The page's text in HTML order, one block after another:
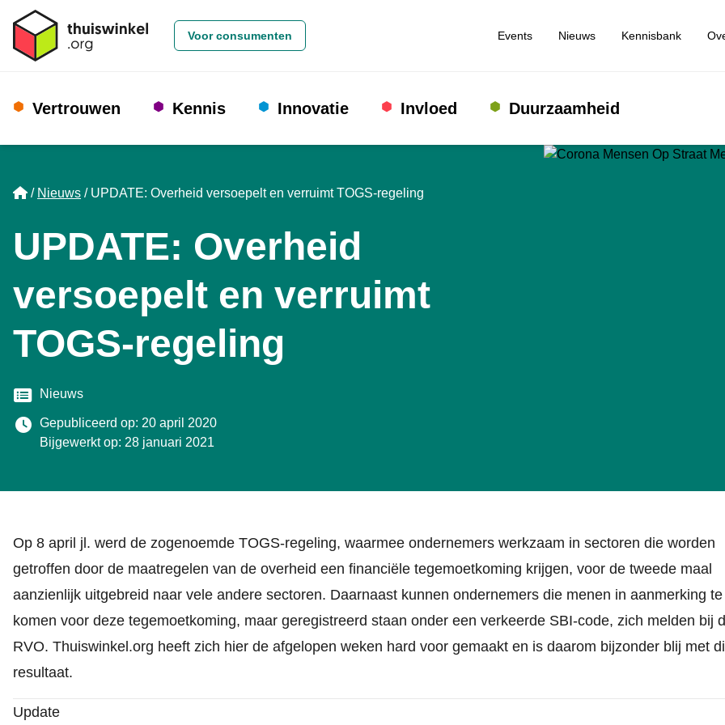
Voor consumenten Events Nieuws Kennisbank
Vertrouwen Kennis Innovatie Invloed Duurzaamheid
Home
Nieuws UPDATE: Overheid versoepelt en verruimt TOGS-regeling
UPDATE: Overheid
versoepelt en verruimt
TOGS-regeling
Categorie
Nieuws
Gepubliceerd op: 20 april 2020
Bijgewerkt op: 28 januari 2021
Op 8 april jl. werd de zogenoemde TOGS-regeling, waarmee ondernemers werkzaam in sectoren die worden
getroffen door de maatregelen van de overheid een financiële tegemoetkoming krijgen, voor de tweede maal
aanzienlijk uitgebreid naar vele andere sectoren. Daarnaast kunnen ondernemers die menen in aanmerking te
komen voor deze tegemoetkoming, maar geregistreerd staan onder een verkeerde SBI-code, zich melden bij
RVO. Thuiswinkel.org heeft zich hier de afgelopen weken hard voor gemaakt en is daarom bijzonder blij met
resultaat.
Update